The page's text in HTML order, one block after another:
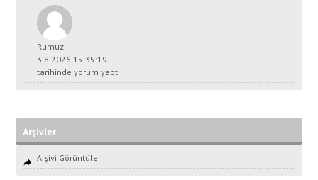
Rumuz
3.8.2026 15:35:19
tarihinde yorum yaptı.
Arşivler
Arşivi Görüntüle